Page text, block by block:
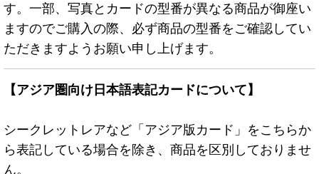
す。一部、写真とカードの型番が異なる商品が御座い
ますのでご購入の際、必ず商品の型番をご確認してい
ただきますようお願い申し上げます。
【アジア圏向け日本語表記カードについて】
シークレットレアなど「アジア版カード」をこちらか
ら表記している場合を除き、商品を区別しておりませ
ん。